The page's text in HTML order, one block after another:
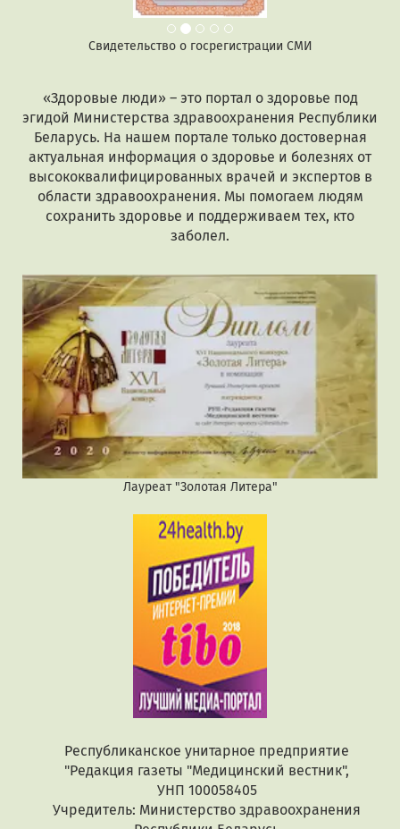
Свидетельство о госрегистрации СМИ
«Здоровые люди» – это портал о здоровье под
эгидой Министерства здравоохранения Республики
Беларусь. На нашем портале только достоверная
актуальная информация о здоровье и болезнях от
высококвалифицированных врачей и экспертов в
области здравоохранения. Мы помогаем людям
сохранить здоровье и поддерживаем тех, кто
заболел.
Лауреат "Золотая Литера"
Республиканское унитарное предприятие
"Редакция газеты "Медицинский вестник",
УНП 100058405
Учредитель: Министерство здравоохранения